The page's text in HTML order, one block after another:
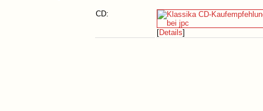
CD:
[Details]